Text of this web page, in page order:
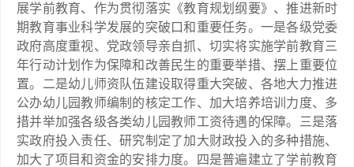
展学前教育、作为贯彻落实《教育规划纲要》、推进新时
期教育事业科学发展的突破口和重要任务。一是各级党委
政府高度重视、党政领导亲自抓、切实将实施学前教育三
年行动计划作为保障和改善民生的重要举措、摆上重要位
置。二是幼儿师资队伍建设取得重大突破、各地大力推进
公办幼儿园教师编制的核定工作、加大培养培训力度、多
措并举加强各级各类幼儿园教师工资待遇的保障。三是落
实政府投入责任、研究制定了加大财政投入的多种措施、
加大了项目和资金的安排力度。四是普遍建立了学前教育